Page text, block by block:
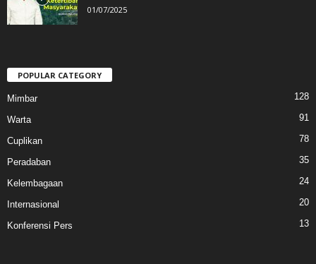
01/07/2025
POPULAR CATEGORY
Mimbar 128
Warta 91
Cuplikan 78
Peradaban 35
Kelembagaan 24
Internasional 20
Konferensi Pers 13